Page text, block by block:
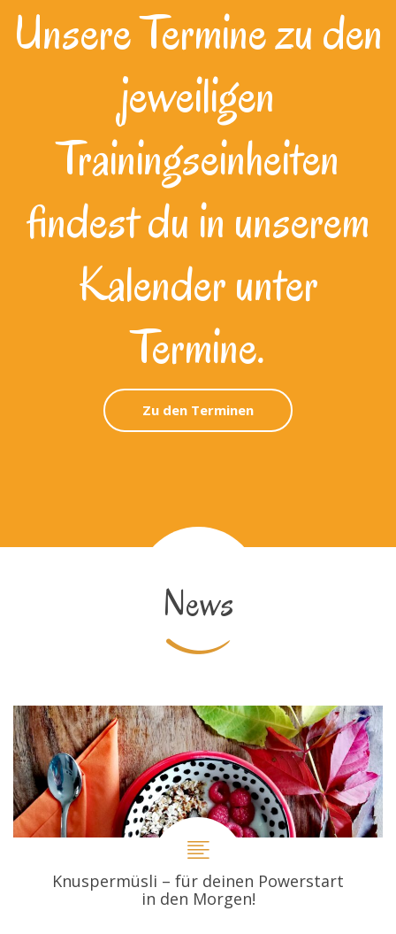
Unsere Termine zu den
jeweiligen
Trainingseinheiten
findest du in unserem
Kalender unter
Termine.
Zu den Terminen
News
Knuspermüsli – für deinen Powerstart
in den Morgen!